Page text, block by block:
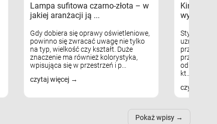
Lampa sufitowa czarno-złota – w
jakiej aranżacji ją ...
Gdy dobiera się oprawy oświetleniowe,
powinno się zwracać uwagę nie tylko
na typ, wielkość czy kształt. Duże
znaczenie ma również kolorystyka,
wpisująca się w przestrzeń i p...
czytaj więcej
Kinkiety
Styl
uznaniem
kt...
czytaj
Pokaż wpisy